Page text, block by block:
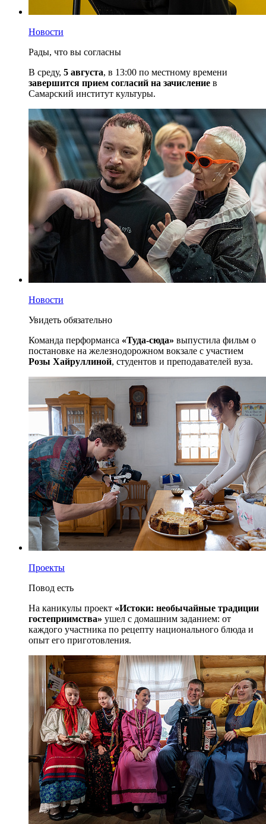
Новости
Рады, что вы согласны
В среду, 5 августа, в 13:00 по местному времени
завершится прием согласий на зачисление в
Самарский институт культуры.
Новости
Увидеть обязательно
Команда перформанса «Туда-сюда» выпустила фильм о
постановке на железнодорожном вокзале с участием
Розы Хайруллиной, студентов и преподавателей вуза.
Проекты
Повод есть
На каникулы проект «Истоки: необычайные традиции
гостеприимства» ушел с домашним заданием: от
каждого участника по рецепту национального блюда и
опыт его приготовления.